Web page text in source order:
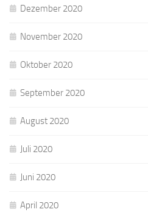
Dezember 2020
November 2020
Oktober 2020
September 2020
August 2020
Juli 2020
Juni 2020
April 2020